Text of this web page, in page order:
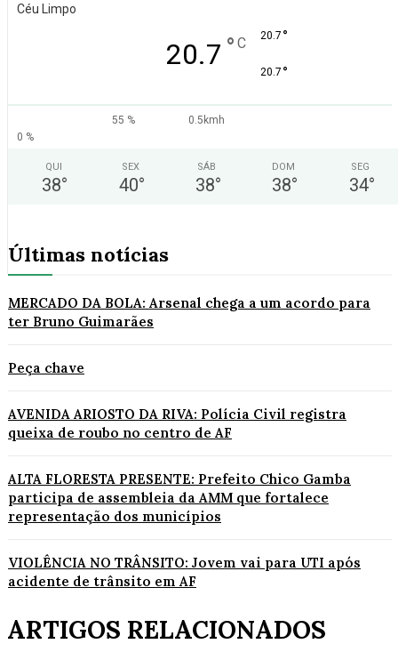
Céu Limpo
20.7 ° C 20.7 °
20.7 °
55 %
0.5kmh
0 %
QUI
38°
SEX
40°
SÁB
38°
DOM
38°
SEG
34°
Últimas notícias
MERCADO DA BOLA: Arsenal chega a um acordo para
ter Bruno Guimarães
Peça chave
AVENIDA ARIOSTO DA RIVA: Polícia Civil registra
queixa de roubo no centro de AF
ALTA FLORESTA PRESENTE: Prefeito Chico Gamba
participa de assembleia da AMM que fortalece
representação dos municípios
VIOLÊNCIA NO TRÂNSITO: Jovem vai para UTI após
acidente de trânsito em AF
ARTIGOS RELACIONADOS